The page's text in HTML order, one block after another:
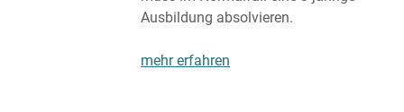
Ausbildung absolvieren.
mehr erfahren